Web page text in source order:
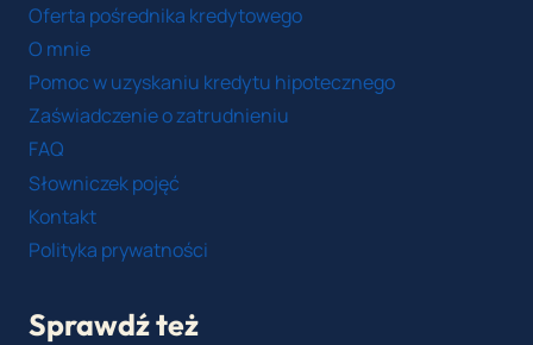
Oferta pośrednika kredytowego
O mnie
Pomoc w uzyskaniu kredytu hipotecznego
Zaświadczenie o zatrudnieniu
FAQ
Słowniczek pojęć
Kontakt
Polityka prywatności
Sprawdź też